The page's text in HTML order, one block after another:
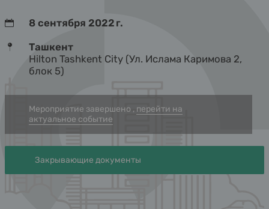
8 сентября 2022 г.
Ташкент
Hilton Tashkent City (Ул. Ислама Каримова 2,
блок 5)
Мероприятие завершено , перейти на
актуальное событие
Закрывающие документы